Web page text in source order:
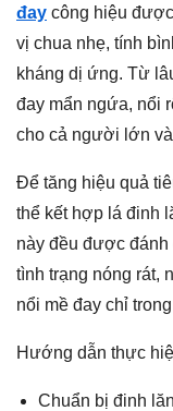
đay công hiệu
vị chua nhẹ, tính
kháng dị ứng. Từ
đay mẩn ngứa, nổi
cho cả người lớn
Để tăng hiệu quả
thể kết hợp lá đinh
này đều được đánh
tình trạng nóng rát,
nổi mề đay chỉ
Hướng dẫn thực
Chuẩn bị đinh